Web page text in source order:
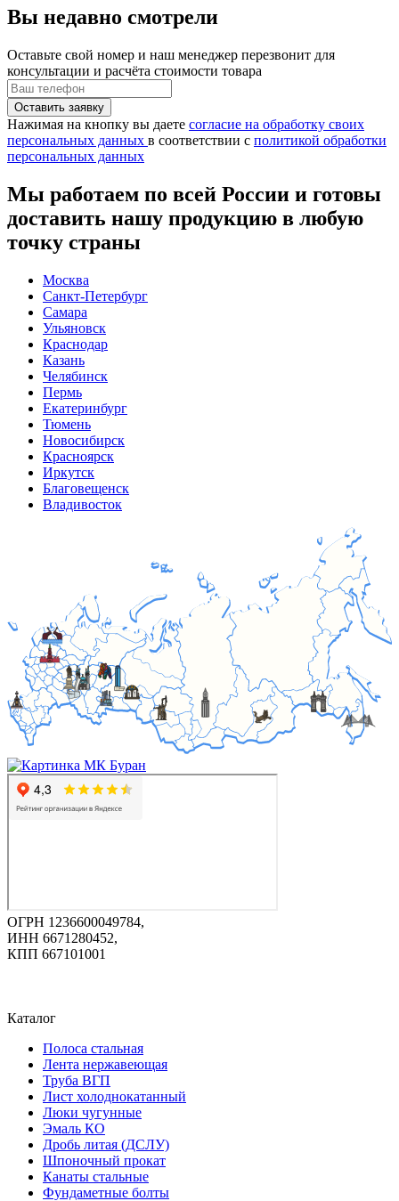
Вы недавно смотрели
Оставьте свой номер и наш менеджер перезвонит для
консультации и расчёта стоимости товара
Нажимая на кнопку вы даете согласие на обработку своих
персональных данных в соответствии с политикой обработки
персональных данных
Мы работаем по всей России и готовы
доставить нашу продукцию в любую
точку страны
Москва
Санкт-Петербург
Самара
Ульяновск
Краснодар
Казань
Челябинск
Пермь
Екатеринбург
Тюмень
Новосибирск
Красноярск
Иркутск
Благовещенск
Владивосток
ОГРН 1236600049784,
ИНН 6671280452,
КПП 667101001
Каталог
Полоса стальная
Лента нержавеющая
Труба ВГП
Лист холоднокатанный
Люки чугунные
Эмаль КО
Дробь литая (ДСЛУ)
Шпоночный прокат
Канаты стальные
Фундаметные болты